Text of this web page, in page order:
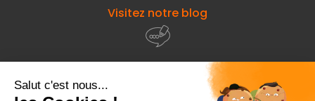
Visitez notre blog